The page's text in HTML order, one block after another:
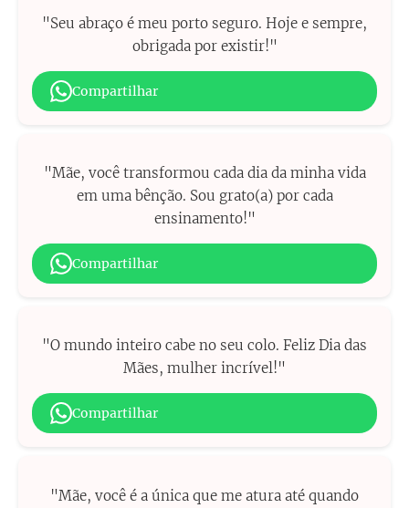
"Seu abraço é meu porto seguro. Hoje e sempre,
obrigada por existir!"
Compartilhar
"Mãe, você transformou cada dia da minha vida
em uma bênção. Sou grato(a) por cada
ensinamento!"
Compartilhar
"O mundo inteiro cabe no seu colo. Feliz Dia das
Mães, mulher incrível!"
Compartilhar
"Mãe, você é a única que me atura até quando